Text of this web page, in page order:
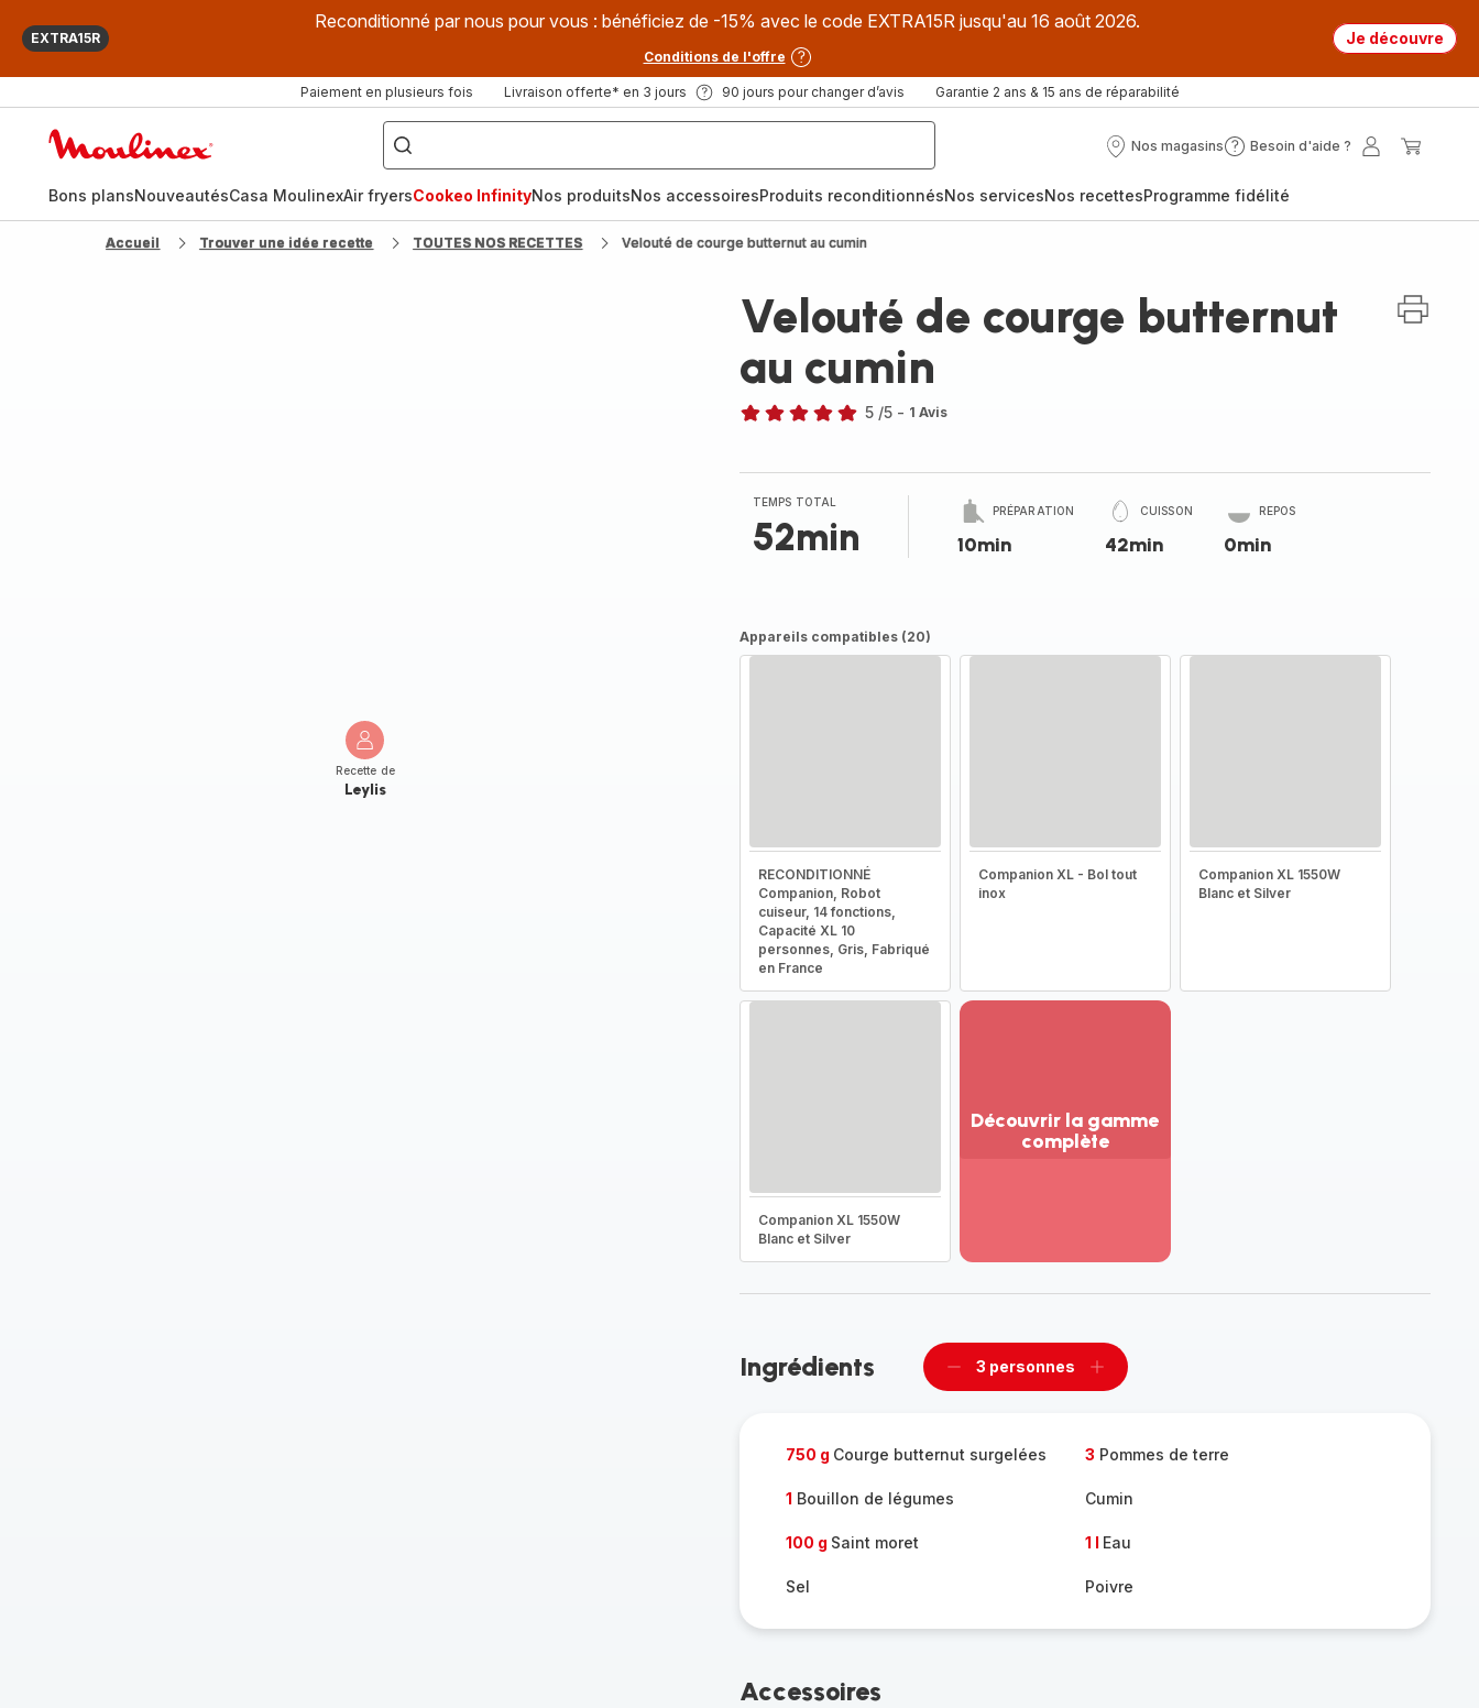
EXTRA15R
Reconditionné par nous pour vous : bénéficiez de -15% avec le code EXTRA15R jusqu'au 16 août 2026.
Conditions de l'offre
Je découvre
Paiement en plusieurs fois Livraison offerte* en 3 jours 90 jours pour changer d’avis Garantie 2 ans & 15 ans de réparabilité
["Que
recherchez-
vous
?",
fryer",
"Companion"]
Nos magasins
Nos
Besoin d'aide ?
Besoin
?
Mon
Bons plansNouveautésCasa MoulinexAir fryersCookeo InfinityNos produitsNos accessoiresProduits reconditionnésNos servicesNos recettesProgramme fidélité
Accueil Trouver une idée recette TOUTES NOS RECETTES Velouté de courge butternut au cumin
Recette de
Leylis
Velouté de courge butternut
au cumin
étoiles
(moyenne)
5 /5 - 1 Avis
TEMPS TOTAL
52min
PRÉPARATION
10min
CUISSON
42min
REPOS
0min
Appareils compatibles (20)
RECONDITIONNÉ
Companion, Robot
cuiseur, 14 fonctions,
Capacité XL 10
personnes, Gris, Fabriqué
en France
Companion XL - Bol tout
inox
Companion XL 1550W
Blanc et Silver
Companion XL 1550W
Blanc et Silver
Découvrir la gamme
complète
complète
Ingrédients
Supprimer
3 personnes
Ajouter
750 g Courge butternut surgelées 3 Pommes de terre
1 Bouillon de légumes Cumin
100 g Saint moret 1 l Eau
Sel Poivre
Accessoires